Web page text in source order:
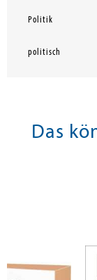
Politik
politisch
Das